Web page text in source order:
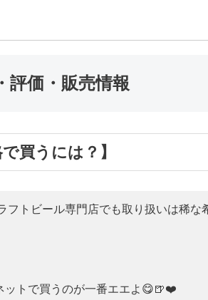
評価・販売情報
買うには？】
フトビール専門店でも取り扱いは稀な
ットで買うのが一番エエよ😋🍺❤️